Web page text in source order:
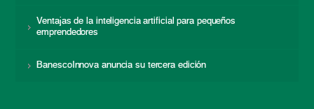
Ventajas de la inteligencia artificial para pequeños
emprendedores
BanescoInnova anuncia su tercera edición